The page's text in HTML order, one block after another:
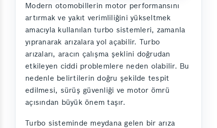
Modern otomobillerin motor performansını
artırmak ve yakıt verimliliğini yükseltmek
amacıyla kullanılan turbo sistemleri, zamanla
yıpranarak arızalara yol açabilir. Turbo
arızaları, aracın çalışma şeklini doğrudan
etkileyen ciddi problemlere neden olabilir. Bu
nedenle belirtilerin doğru şekilde tespit
edilmesi, sürüş güvenliği ve motor ömrü
açısından büyük önem taşır.
Turbo sisteminde meydana gelen bir arıza